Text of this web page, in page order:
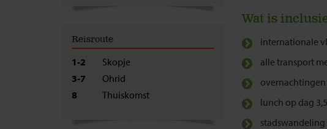
Reisroute
1-2
Skopje
3-7
Ohrid
8
Thuiskomst
Wat is
internationale
alle transport
lunch op dag
stadswandeling